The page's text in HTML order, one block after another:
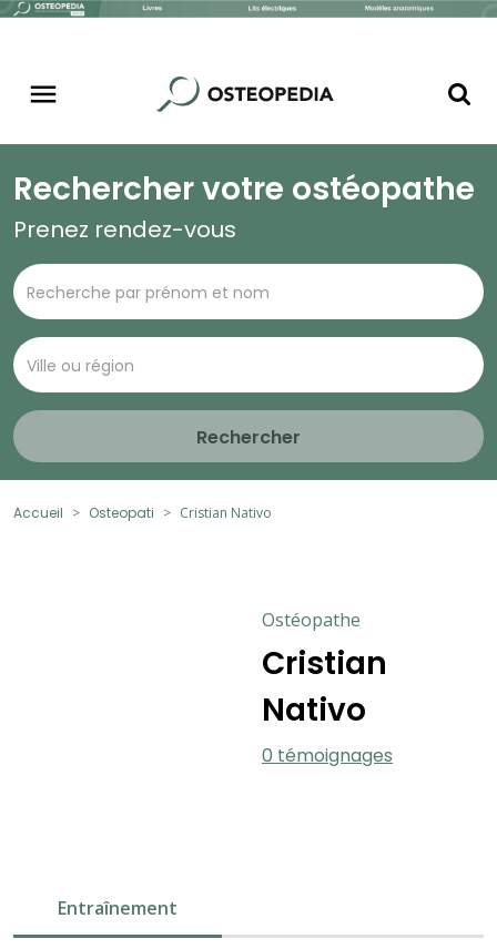
Rechercher votre ostéopathe
Prenez rendez-vous
Rechercher
Accueil Osteopati Cristian Nativo
Ostéopathe
Cristian
Nativo
0 témoignages
Entraînement